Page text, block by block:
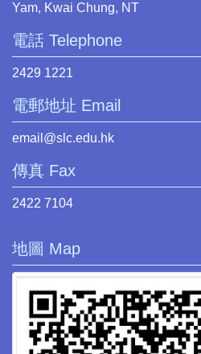
Yam, Kwai Chung, NT
電話 Telephone
2429 1221
電郵地址 Email
email@slc.edu.hk
傳真 Fax
2422 7104
地圖 Map